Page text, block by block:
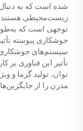
شده است که به دنبال
زیست‌محیطی هستند.
توجهی است که
جوشکاری پیوسته
سیستم‌های جوشکاری
تأثیر این فناوری بر
توان، تولید گرما و
مدرن را از